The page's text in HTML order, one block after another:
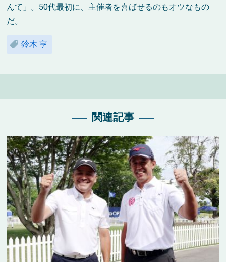
んて」。50代最初に、主催者を喜ばせるのもオツなもの
だ。
鈴木 亨
関連記事